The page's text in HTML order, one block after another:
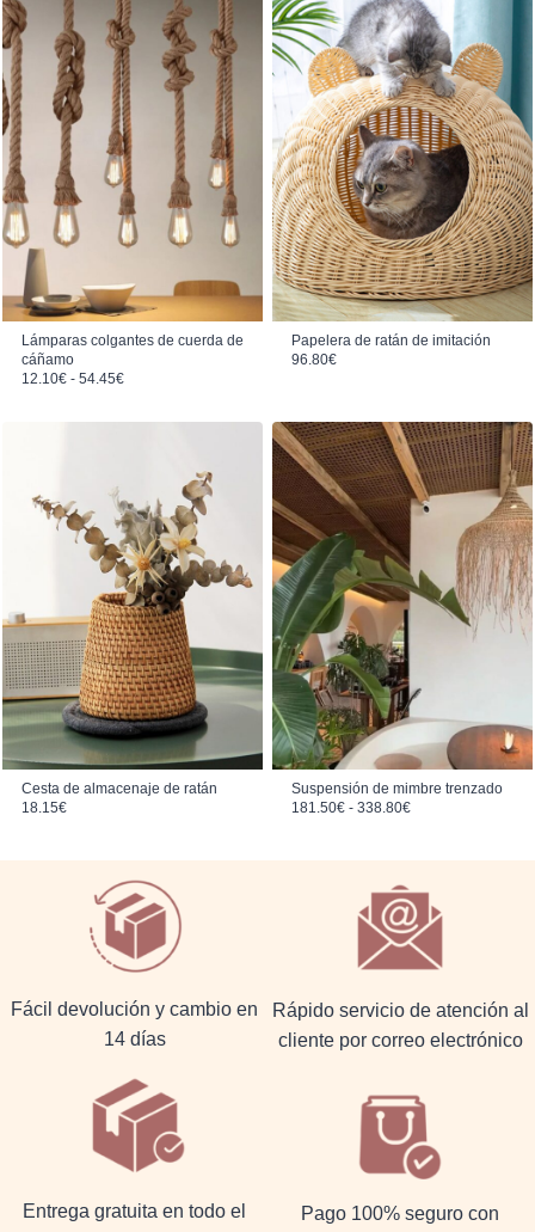
Lámparas colgantes de cuerda de
cáñamo
12.10€ - 54.45€Rango de precios: desde 12.10€ hasta 54.45€
Papelera de ratán de imitación
96.80€
Cesta de almacenaje de ratán
18.15€
Suspensión de mimbre trenzado
181.50€ - 338.80€Rango de precios: desde 181.50€ hasta 338.80€
Fácil devolución y cambio en
14 días
Rápido servicio de atención al
cliente por correo electrónico
Entrega gratuita en todo el
Pago 100% seguro con